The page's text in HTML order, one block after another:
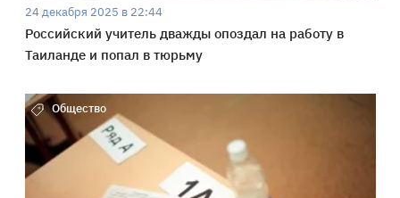
24 декабря 2025 в 22:44
Российский учитель дважды опоздал на работу в
Таиланде и попал в тюрьму
Общество